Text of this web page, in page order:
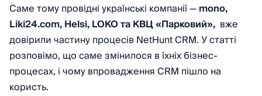
Саме тому провідні українські компанії —mono,
Liki24.com, Helsi, LOKO та КВЦ «Парковий», вже
довірили частину процесів NetHunt CRM. У статті
розповімо, що саме змінилося в їхніх бізнес-
процесах, і чому впровадження CRM пішло на
користь.